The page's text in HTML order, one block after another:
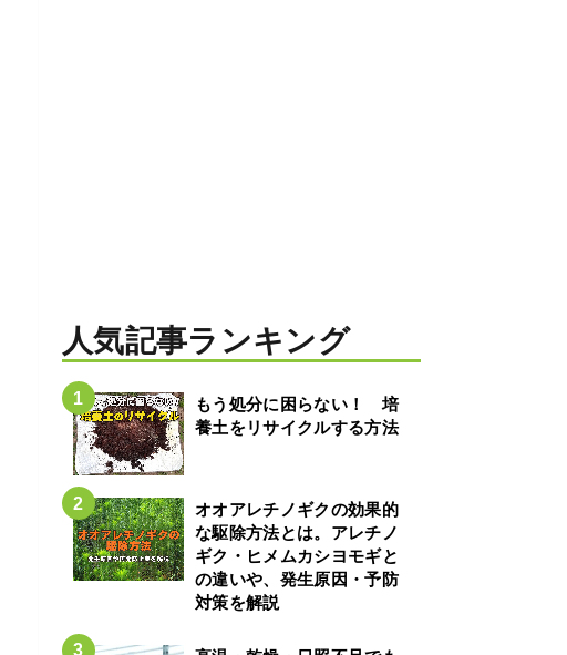
人気記事ランキング
もう処分に困らない！ 培
養土をリサイクルする方法
オオアレチノギクの効果的
な駆除方法とは。アレチノ
ギク・ヒメムカシヨモギと
の違いや、発生原因・予防
対策を解説